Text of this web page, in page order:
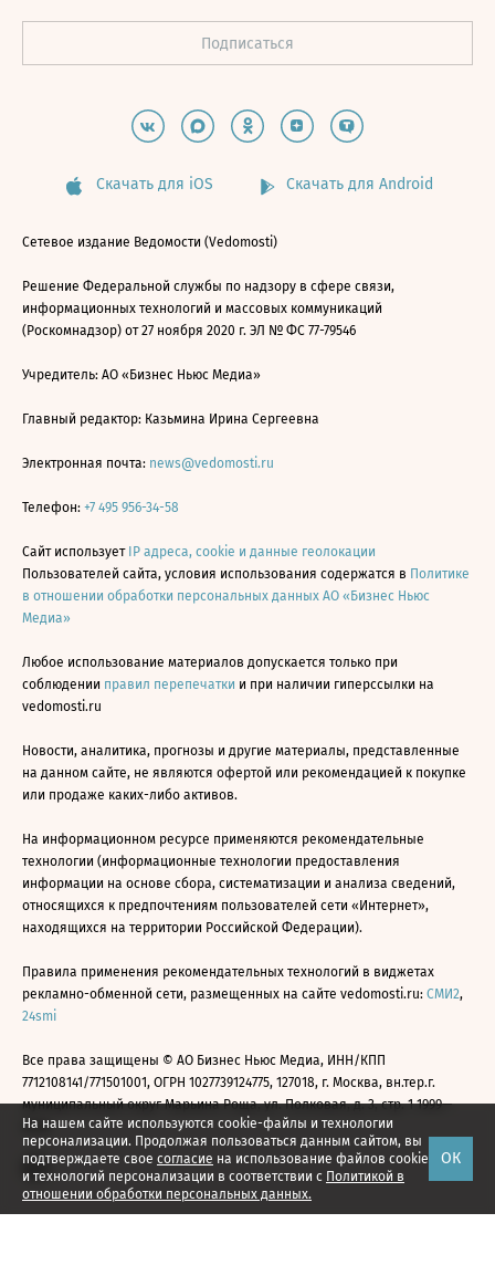
На нашем сайте используются cookie-файлы и технологии
персонализации. Продолжая пользоваться данным сайтом, вы
подтверждаете свое согласие на использование файлов cookie
и технологий персонализации в соответствии с Политикой в
отношении обработки персональных данных.
ОК
Скачать для iOS Скачать для Android
Сетевое издание Ведомости (Vedomosti)
Решение Федеральной службы по надзору в сфере связи,
информационных технологий и массовых коммуникаций
(Роскомнадзор) от 27 ноября 2020 г. ЭЛ № ФС 77-79546
Учредитель: АО «Бизнес Ньюс Медиа»
Главный редактор: Казьмина Ирина Сергеевна
Электронная почта: news@vedomosti.ru
Телефон: +7 495 956-34-58
Сайт использует IP адреса, cookie и данные геолокации
Пользователей сайта, условия использования содержатся в Политике
в отношении обработки персональных данных АО «Бизнес Ньюс
Медиа»
Любое использование материалов допускается только при
соблюдении правил перепечатки и при наличии гиперссылки на
vedomosti.ru
Новости, аналитика, прогнозы и другие материалы, представленные
на данном сайте, не являются офертой или рекомендацией к покупке
или продаже каких-либо активов.
На информационном ресурсе применяются рекомендательные
технологии (информационные технологии предоставления
информации на основе сбора, систематизации и анализа сведений,
относящихся к предпочтениям пользователей сети «Интернет»,
находящихся на территории Российской Федерации).
Правила применения рекомендательных технологий в виджетах
рекламно-обменной сети, размещенных на сайте vedomosti.ru: СМИ2,
24smi
Все права защищены © АО Бизнес Ньюс Медиа, ИНН/КПП
7712108141/771501001, ОГРН 1027739124775, 127018, г. Москва, вн.тер.г.
муниципальный округ Марьина Роща, ул. Полковая, д. 3, стр. 1 1999—
2026